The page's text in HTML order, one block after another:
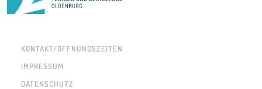
KONTAKT/ÖFFNUNGSZEITEN
IMPRESSUM
DATENSCHUTZ